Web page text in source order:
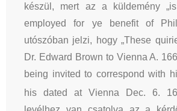
készül, mert az a küldemény
employed for ye benefit of
utószóban jelzi, hogy „These
Dr. Edward Brown to Vienna A.
being invited to correspond with
his dated at Vienna Dec. 6.